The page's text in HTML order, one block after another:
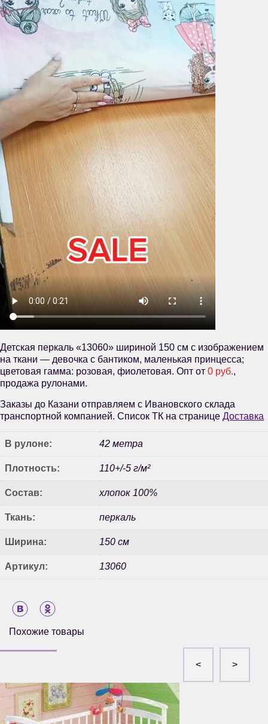
Детская перкаль «13060» шириной 150 см с изображением
на ткани — девочка с бантиком, маленькая принцесса;
цветовая гамма: розовая, фиолетовая. Опт от 0 руб.,
продажа рулонами.
Заказы до Казани отправляем с Ивановского склада
транспортной компанией. Список ТК на странице Доставка
В рулоне: 42 метра
Плотность: 110+/-5 г/м²
Состав: хлопок 100%
Ткань: перкаль
Ширина: 150 см
Артикул: 13060
Похожие товары